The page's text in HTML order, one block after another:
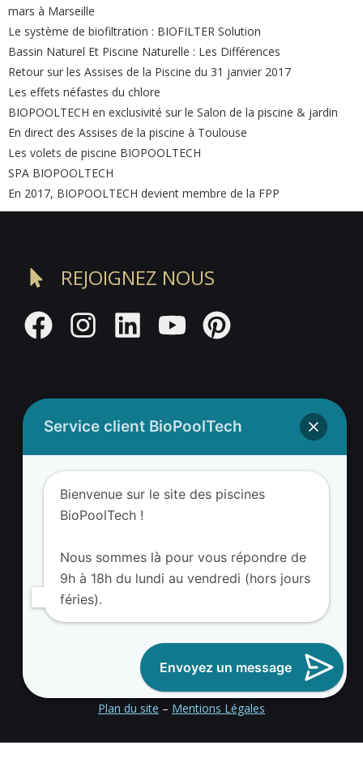
mars à Marseille
Le système de biofiltration : BIOFILTER Solution
Bassin Naturel Et Piscine Naturelle : Les Différences
Retour sur les Assises de la Piscine du 31 janvier 2017
Les effets néfastes du chlore
BIOPOOLTECH en exclusivité sur le Salon de la piscine & jardin
En direct des Assises de la piscine à Toulouse
Les volets de piscine BIOPOOLTECH
SPA BIOPOOLTECH
En 2017, BIOPOOLTECH devient membre de la FPP
REJOIGNEZ NOUS
Adresse BioValue BioPoolTech
BioValue BioPoolTech
Devenir partenaire BioValue BioPoolTech
Plan du site – Mentions Légales
Service client BioPoolTech
Bienvenue sur le site des piscines
BioPoolTech !
Nous sommes là pour vous répondre de
9h à 18h du lundi au vendredi (hors jours
féries).
Envoyez un message